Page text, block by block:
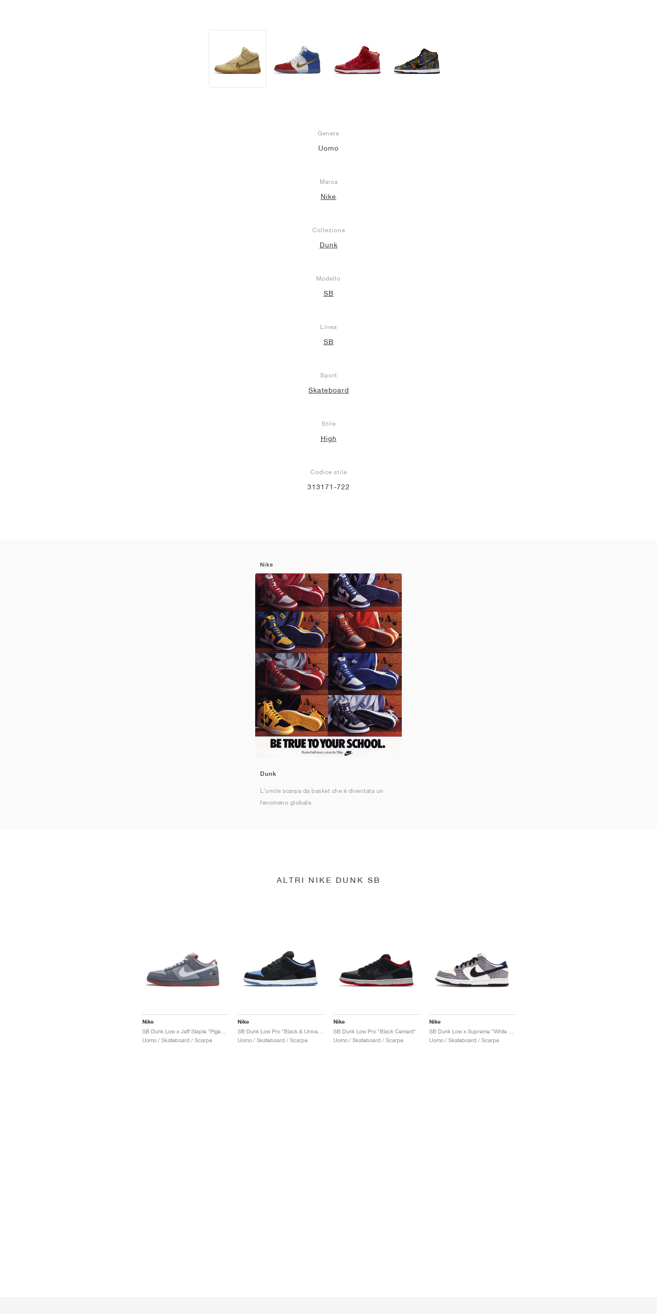
Genere
Uomo
Marca
Nike
Collezione
Dunk
Modello
SB
Linea
SB
Sport
Skateboard
Stile
High
Codice stile
313171-722
Nike
Dunk
L'umile scarpa da basket che è diventata un
fenomeno globale.
ALTRI NIKE DUNK SB
Nike
SB Dunk Low x Jeff Staple "Pigeon"
Uomo / Skateboard / Scarpe
Nike
Uomo / Skateboard / Scarpe
Nike
SB Dunk Low Pro "Black Cement"
Uomo / Skateboard / Scarpe
Nike
Uomo / Skateboard / Scarpe